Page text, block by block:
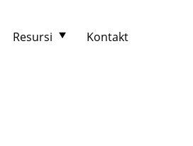
Resursi Kontakt